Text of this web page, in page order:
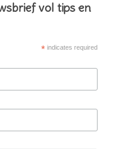
vol tips en
*indicates required